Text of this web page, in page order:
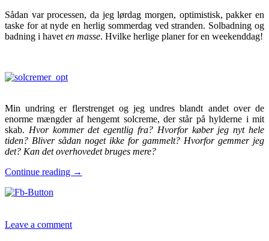
Sådan var processen, da jeg lørdag morgen, optimistisk, pakker en
taske for at nyde en herlig sommerdag ved stranden. Solbadning og
badning i havet en masse. Hvilke herlige planer for en weekenddag!
Min undring er flerstrenget og jeg undres blandt andet over de
enorme mængder af hengemt solcreme, der står på hylderne i mit
skab. Hvor kommer det egentlig fra? Hvorfor køber jeg nyt hele
tiden? Bliver sådan noget ikke for gammelt? Hvorfor gemmer jeg
det? Kan det overhovedet bruges mere?
Continue reading Jeg
nyt!
→
Leave a comment